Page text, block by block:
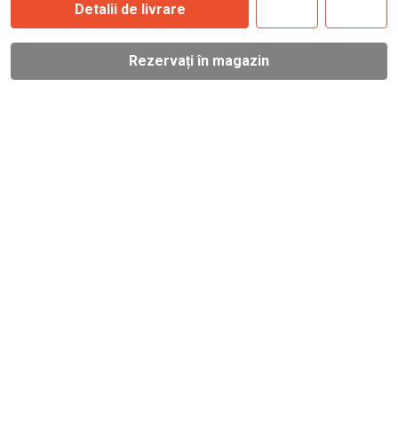
Detalii de livrare
Rezervați în magazin